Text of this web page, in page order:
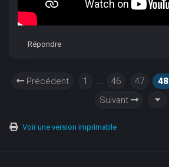
Répondre
Précédent 1 ... 46 47 48
Suivant
Voir une version imprimable